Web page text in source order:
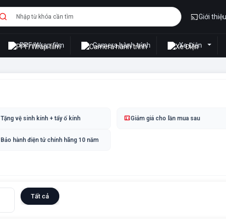
Giới thiệu
PPF/Wrap film Camera hành trình Xe Điện
Tặng vệ sinh kính + tẩy ố kính
Bảo hành điện tử chính hãng 10 năm
Giảm giá cho lần mua sau
Tất cả